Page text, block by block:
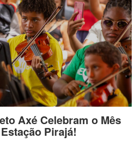
Axé Celebram o Mês
Pirajá!